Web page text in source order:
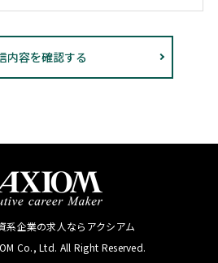
系企業の求人ならアクシアム
Co., Ltd. All Right Reserved.